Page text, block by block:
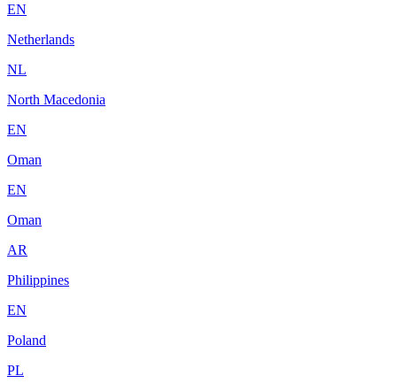
EN
Netherlands
NL
North Macedonia
EN
Oman
EN
Oman
AR
Philippines
EN
Poland
PL